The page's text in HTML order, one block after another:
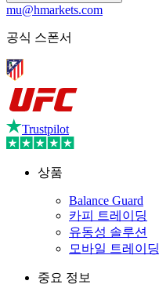
mu@hmarkets.com
공식 스폰서
Trustpilot
상품
Balance Guard
카피 트레이딩
유동성 솔루션
모바일 트레이딩
중요 정보